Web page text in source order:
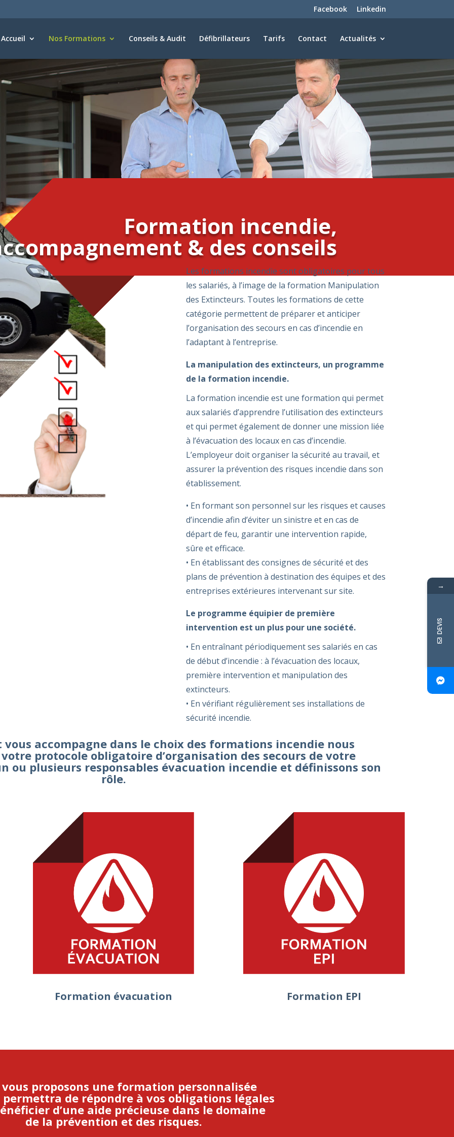
Facebook Linkedin
Accueil Nos Formations Conseils & Audit Défibrillateurs Tarifs Contact Actualités
Formation incendie,
& des conseils
Les formations incendie sont obligatoires pour tous
les salariés, à l’image de la formation Manipulation
des Extincteurs. Toutes les formations de cette
catégorie permettent de préparer et anticiper
l’organisation des secours en cas d’incendie en
l’adaptant à l’entreprise.
La manipulation des extincteurs, un programme
de la formation incendie.
La formation incendie est une formation qui permet
aux salariés d’apprendre l’utilisation des extincteurs
et qui permet également de donner une mission liée
à l’évacuation des locaux en cas d’incendie.
L’employeur doit organiser la sécurité au travail, et
assurer la prévention des risques incendie dans son
établissement.
• En formant son personnel sur les risques et causes
d’incendie afin d’éviter un sinistre et en cas de
départ de feu, garantir une intervention rapide,
sûre et efficace.
• En établissant des consignes de sécurité et des
plans de prévention à destination des équipes et des
entreprises extérieures intervenant sur site.
Le programme équipier de première
intervention est un plus pour une société.
• En entraînant périodiquement ses salariés en cas
de début d’incendie : à l’évacuation des locaux,
première intervention et manipulation des
extincteurs.
• En vérifiant régulièrement ses installations de
sécurité incendie.
vous accompagne dans le choix des formations incendie nous
protocole obligatoire d’organisation des secours de votre
ou plusieurs responsables évacuation incendie et définissons son
rôle.
Formation évacuation Formation EPI
proposons une formation personnalisée
de répondre à vos obligations légales
d’une aide précieuse dans le domaine
de la prévention et des risques.
→
DEVIS